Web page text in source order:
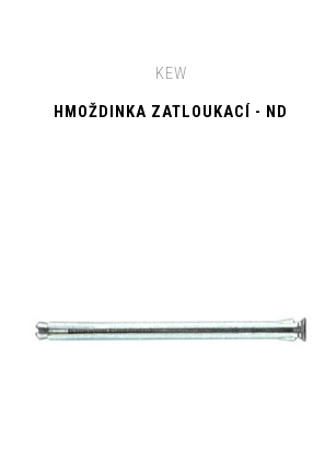
KEW
HMOŽDINKA ZATLOUKACÍ - ND